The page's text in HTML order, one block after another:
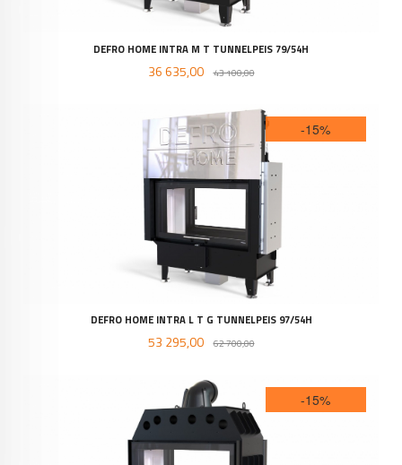
DEFRO HOME INTRA M T TUNNELPEIS 79/54H
Tilbud
36 635,00 43 100,00Rabatt
DEFRO HOME INTRA L T G TUNNELPEIS 97/54H
Tilbud
53 295,00 62 700,00Rabatt
-15%
-15%